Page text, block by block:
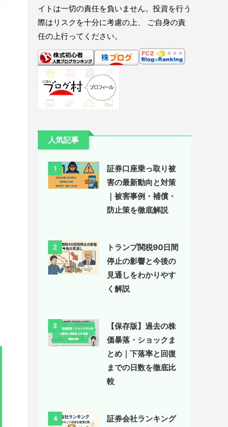
イトは一切の責任を負いません。投資を行う
際はリスクを十分に考慮の上、 ご自身の責
任の上行ってください。
人気記事
1
証券口座乗っ取り被
害の最新動向と対策
｜被害事例・補償・
防止策を徹底解説
2
トランプ関税90日間
停止の影響と今後の
見通しをわかりやす
く解説
3
【保存版】過去の株
価暴落・ショックま
とめ｜下落率と回復
までの日数を徹底比
較
4
証券会社ランキング